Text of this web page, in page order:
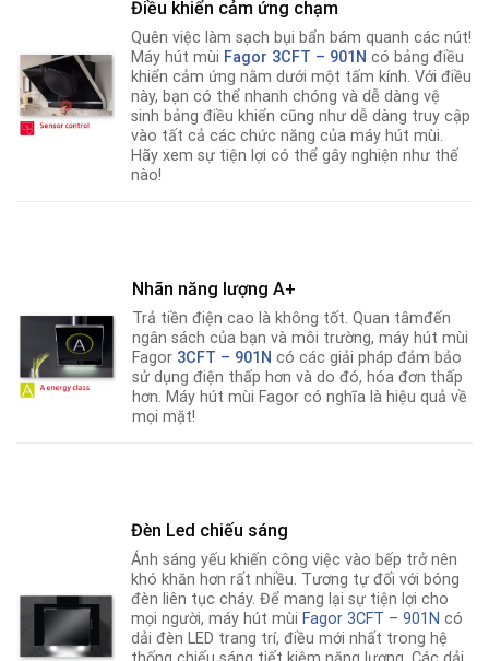
Điều khiển cảm ứng chạm
Quên việc làm sạch bụi bẩn bám quanh các nút!
Máy hút mùi Fagor 3CFT – 901N có bảng điều
khiển cảm ứng nằm dưới một tấm kính. Với điều
này, bạn có thể nhanh chóng và dễ dàng vệ
sinh bảng điều khiển cũng như dễ dàng truy cập
vào tất cả các chức năng của máy hút mùi.
Hãy xem sự tiện lợi có thể gây nghiện như thế
nào!
Nhãn năng lượng A+
Trả tiền điện cao là không tốt. Quan tâmđến
ngân sách của bạn và môi trường, máy hút mùi
Fagor 3CFT – 901Ncó các giải pháp đảm bảo
sử dụng điện thấp hơn và do đó, hóa đơn thấp
hơn. Máy hút mùi Fagor có nghĩa là hiệu quả về
mọi mặt!
Đèn Led chiếu sáng
Ánh sáng yếu khiến công việc vào bếp trở nên
khó khăn hơn rất nhiều. Tương tự đối với bóng
đèn liên tục cháy. Để mang lại sự tiện lợi cho
mọi người, máy hút mùi Fagor 3CFT – 901N có
dải đèn LED trang trí, điều mới nhất trong hệ